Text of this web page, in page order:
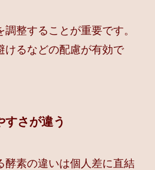
整することが重要です。
けるなどの配慮が有効で
すさが違う
酵素の違いは個人差に直結